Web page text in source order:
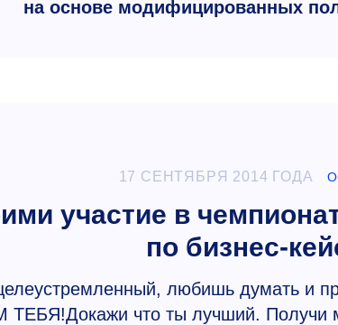
на основе модифицированных
17 СЕНТЯБРЯ 2014 ГОДА
участие в
по бизнес-
любишь думать и
что ты лучший. Получи